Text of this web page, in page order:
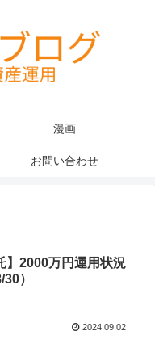
漫画
お問い合わせ
】2000万円運用状況
）
2024.09.02